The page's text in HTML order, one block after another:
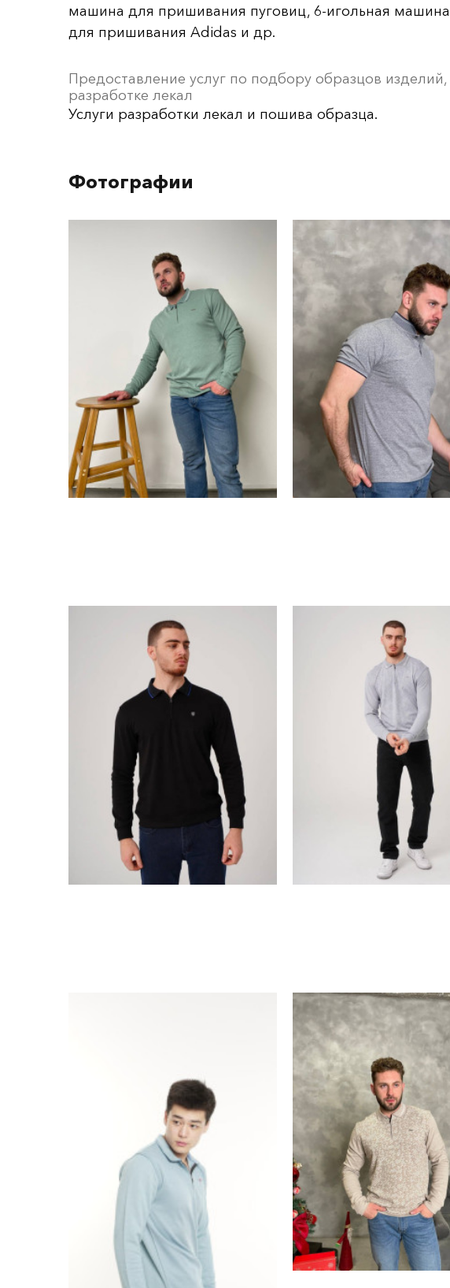
машина для пришивания пуговиц, 6-игольная машина
для пришивания Adidas и др.
Предоставление услуг по подбору образцов изделий,
разработке лекал
Услуги разработки лекал и пошива образца.
Фотографии